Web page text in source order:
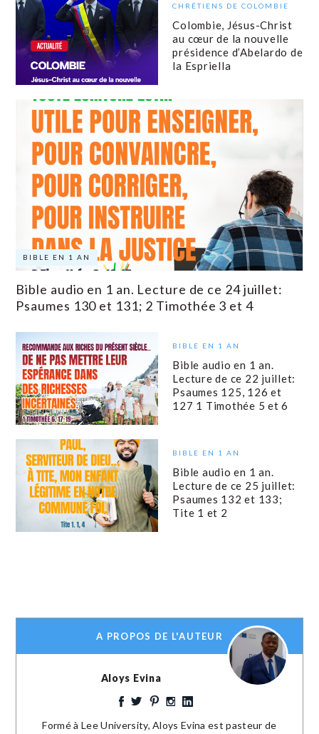
CHRÉTIENS DE COLOMBIE
Colombie, Jésus-Christ
au cœur de la nouvelle
présidence d’Abelardo de
la Espriella
BIBLE EN 1 AN
Bible audio en 1 an. Lecture de ce 24 juillet:
Psaumes 130 et 131; 2 Timothée 3 et 4
BIBLE EN 1 AN
Bible audio en 1 an.
Lecture de ce 22 juillet:
Psaumes 125, 126 et
127 1 Timothée 5 et 6
BIBLE EN 1 AN
Bible audio en 1 an.
Lecture de ce 25 juillet:
Psaumes 132 et 133;
Tite 1 et 2
A PROPOS DE L'AUTEUR
Aloys Evina
Formé à Lee University, Aloys Evina est pasteur de